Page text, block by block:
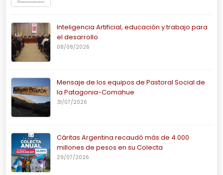
Inteligencia Artificial, educación y trabajo para
el desarrollo
08/08/2026
Mensaje de los equipos de Pastoral Social de
la Patagonia-Comahue
31/07/2026
Cáritas Argentina recaudó más de 4.000
millones de pesos en su Colecta
29/07/2026